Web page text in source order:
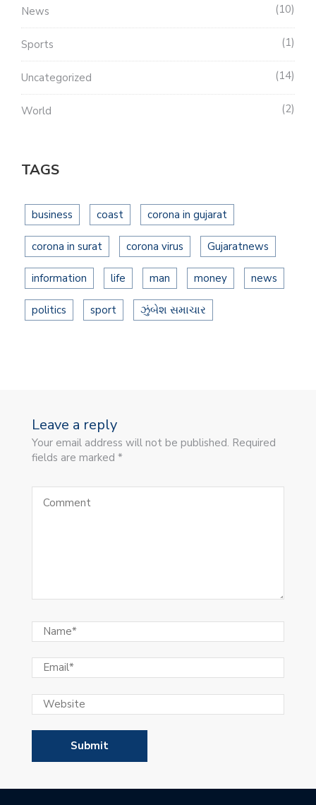
News 10
Sports 1
Uncategorized 14
World 2
TAGS
business coast corona in gujarat
corona in surat corona virus Gujaratnews
information life man money news
politics sport ઝુંબેશ સમાચાર
Leave a reply
Your email address will not be published. Required
fields are marked *